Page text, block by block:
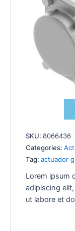
SKU: 8066436
Categories:
Tag: actuador
Lorem ipsum
adipiscing
ut labore et